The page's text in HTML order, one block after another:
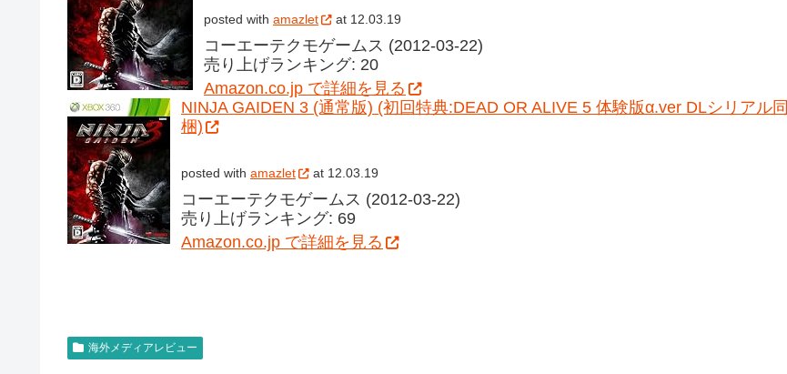
posted with amazlet at 12.03.19
コーエーテクモゲームス (2012-03-22)
売り上げランキング: 20
Amazon.co.jp で詳細を見る
NINJA GAIDEN 3 (通常版) (初回特典:DEAD OR ALIVE 5 体験版α.ver DLシリアル同
梱)
posted with amazlet at 12.03.19
コーエーテクモゲームス (2012-03-22)
売り上げランキング: 69
Amazon.co.jp で詳細を見る
海外メディアレビュー